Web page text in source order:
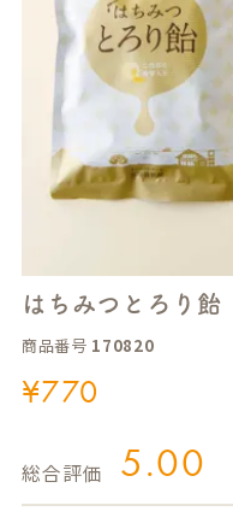
はちみつとろり飴
商品番号 170820
¥770
5.00